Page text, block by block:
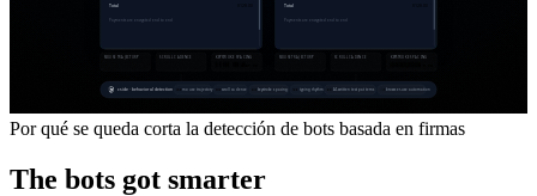
Total
Payments are encrypted end to end
Total
Payments are encrypted end to end
MOUSE TRAJECTORY SCROLL CADENCE
KEYSTROKE SPACING
MOUSE TRAJECTORY SCROLL CADENCE
KEYSTROKE SPACING
cside · behavioral detection mouse trajectory scroll cadence keystroke spacing typing rhythm AI-written text patterns browser-use automation
Por qué se queda corta la detección de bots basada en firmas
The bots got smarter